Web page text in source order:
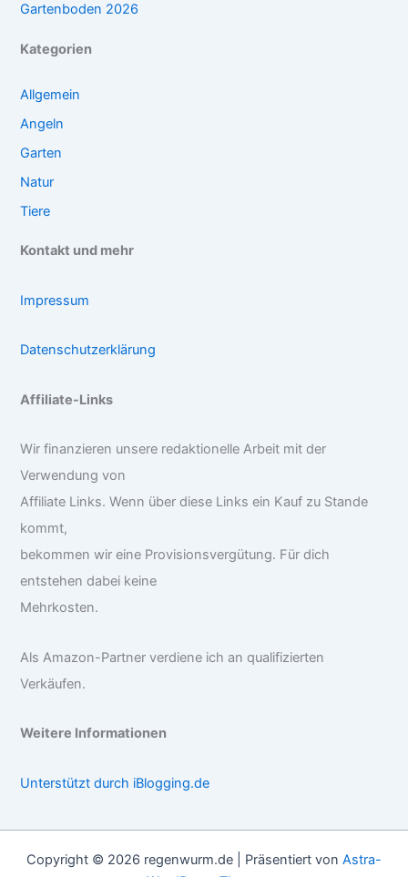
Gartenboden 2026
Kategorien
Allgemein
Angeln
Garten
Natur
Tiere
Kontakt und mehr
Impressum
Datenschutzerklärung
Affiliate-Links
Wir finanzieren unsere redaktionelle Arbeit mit der
Verwendung von
Affiliate Links. Wenn über diese Links ein Kauf zu Stande
kommt,
bekommen wir eine Provisionsvergütung. Für dich
entstehen dabei keine
Mehrkosten.
Als Amazon-Partner verdiene ich an qualifizierten
Verkäufen.
Weitere Informationen
Unterstützt durch iBlogging.de
Copyright © 2026 regenwurm.de | Präsentiert von Astra-